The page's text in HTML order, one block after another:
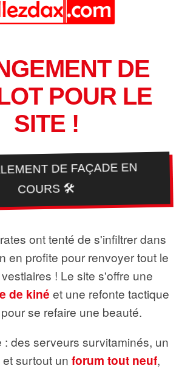
DE
POUR LE
SITE !
DE FAÇADE EN
COURS 🛠️
ont tenté de s'infiltrer dans
en profite pour renvoyer tout le
! Le site s'offre une
de kiné et une refonte tactique
se refaire une beauté.
: des serveurs survitaminés, un
surtout un forum tout neuf,